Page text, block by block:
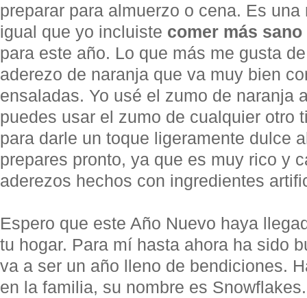
preparar para almuerzo o cena. Es
igual que yo incluiste comer más sano
para este año. Lo que más me gusta
aderezo de naranja que va muy bien
ensaladas. Yo usé el zumo de naranja
puedes usar el zumo de cualquier otro
para darle un toque ligeramente dulce
prepares pronto, ya que es muy rico y
aderezos hechos con ingredientes
Espero que este Año Nuevo haya
tu hogar. Para mí hasta ahora ha sido
va a ser un año lleno de bendiciones.
en la familia, su nombre es